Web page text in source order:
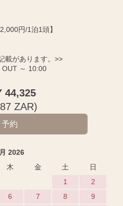
円/1泊1頭】
載があります。>>
OUT ～ 10:00
44,325
ZAR)
2026
木 金 土
日
1
2
6 7 8
9